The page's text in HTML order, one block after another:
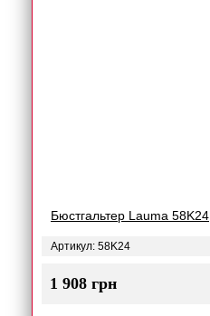
Бюстгальтер Lauma 58K24
Артикул: 58K24
1 908 грн